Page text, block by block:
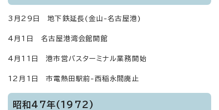
3月29日 地下鉄延長(金山-名古屋港)
4月1日 名古屋港湾会館開館
4月11日 港市営バスターミナル業務開始
12月1日 市電熱田駅前-西稲永間廃止
昭和47年(1972)